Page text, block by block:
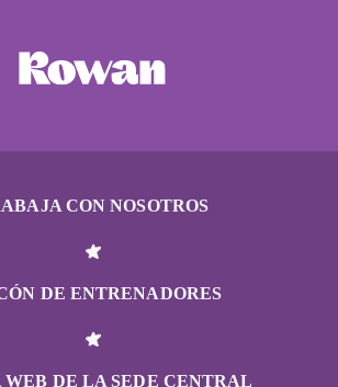
CON NOSOTROS
DE ENTRENADORES
WEB DE LA SEDE CENTRAL